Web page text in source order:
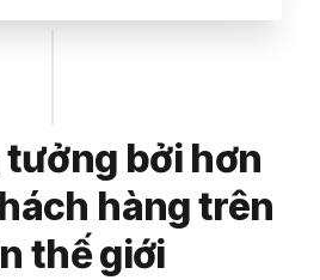
bởi hơn
hàng trên
thế giới